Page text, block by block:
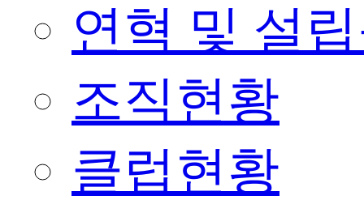
연혁 및 설
조직현황
클럽현황